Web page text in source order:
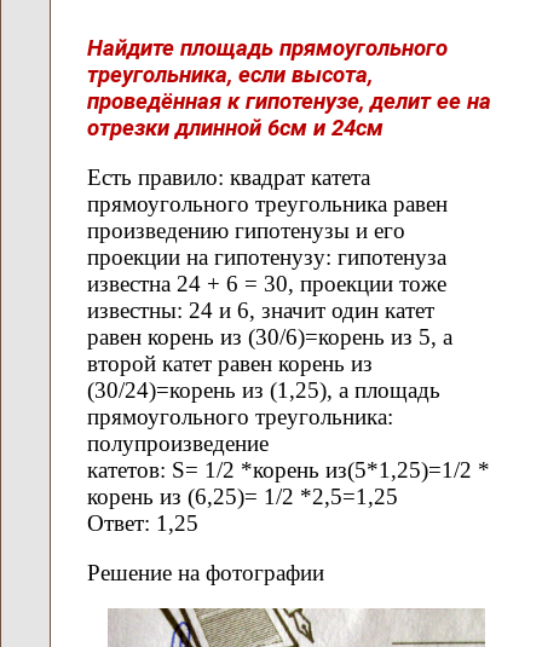
Найдите площадь прямоугольного
треугольника, если высота,
проведённая к гипотенузе, делит ее на
отрезки длинной 6см и 24см
Есть правило: квадрат катета
прямоугольного треугольника равен
произведению гипотенузы и его
проекции на гипотенузу: гипотенуза
известна 24 + 6 = 30, проекции тоже
известны: 24 и 6, значит один катет
равен корень из (30/6)=корень из 5, а
второй катет равен корень из
(30/24)=корень из (1,25), а площадь
прямоугольного треугольника:
полупроизведение
катетов: S= 1/2 *корень из(5*1,25)=1/2 *
корень из (6,25)= 1/2 *2,5=1,25
Ответ: 1,25
Решение на фотографии